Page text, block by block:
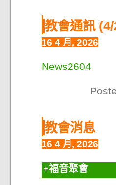
教會通訊
16 4 月, 2026
News2604
教會消息
16 4 月, 2026
福音聚會